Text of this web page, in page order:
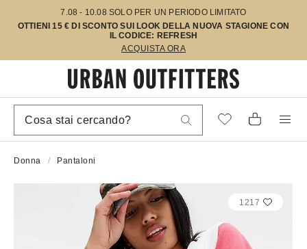
7.08 - 10.08 SOLO PER UN PERIODO LIMITATO
OTTIENI 15 € DI SCONTO SUI LOOK DELLA NUOVA STAGIONE CON
IL CODICE: REFRESH
ACQUISTA ORA
Donna Pantaloni
1217